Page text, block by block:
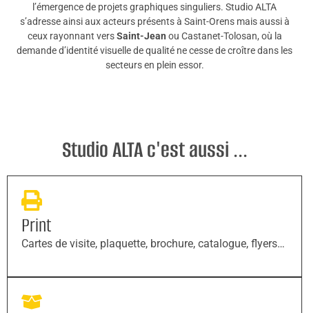
l’émergence de projets graphiques singuliers. Studio ALTA
s’adresse ainsi aux acteurs présents à Saint-Orens mais aussi à
ceux rayonnant versSaint-Jean ou Castanet-Tolosan, où la
demande d’identité visuelle de qualité ne cesse de croître dans les
secteurs en plein essor.
Studio ALTA c'est aussi ...
Print
Cartes de visite, plaquette, brochure, catalogue, flyers…